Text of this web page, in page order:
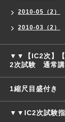
2010-05（2）
2010-03（2）
▼▼【IC2次】【
2次試験 通常
1縮尺目盛付き
▼▼IC2次試験指